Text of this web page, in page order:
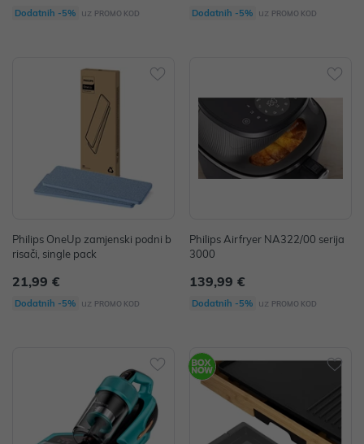
Dodatnih -5% uz PROMO KOD Dodatnih -5% uz PROMO KOD
Philips OneUp zamjenski podni b
risači, single pack
21,99 €
Dodatnih -5% uz PROMO KOD
Philips Airfryer NA322/00 serija
3000
139,99 €
Dodatnih -5% uz PROMO KOD